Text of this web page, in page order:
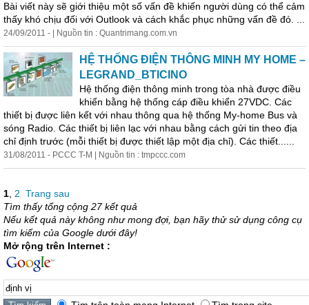
Bài viết này sẽ giới thiệu một số vấn đề khiến người dùng có thể cảm
thấy khó chịu đối với Outlook và cách khắc phục những vấn đề đó. ...
24/09/2011 - | Nguồn tin : Quantrimang.com.vn
HỆ THỐNG ĐIỆN THÔNG MINH MY HOME –
LEGRAND_BTICINO
Hệ thống điện thông minh trong tòa nhà được điều
khiển bằng hệ thống cáp điều khiển 27VDC. Các
thiết bị được liên kết với nhau thông qua hệ thống My-home Bus và
sóng Radio. Các thiết bị liên lạc với nhau bằng cách gửi tin theo địa
chỉ định trước (mỗi thiết bị được thiết lập một địa chỉ). Các thiết......
31/08/2011 - PCCC T-M | Nguồn tin : tmpccc.com
1 2 Trang sau
Tìm thấy tổng cộng 27 kết quả
Nếu kết quả này không như mong đợi, bạn hãy thử sử dụng công cụ
tìm kiếm của Google dưới đây!
Mở rộng trên Internet :